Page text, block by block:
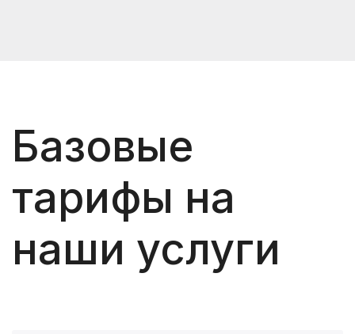
Базовые
тарифы на
наши услуги